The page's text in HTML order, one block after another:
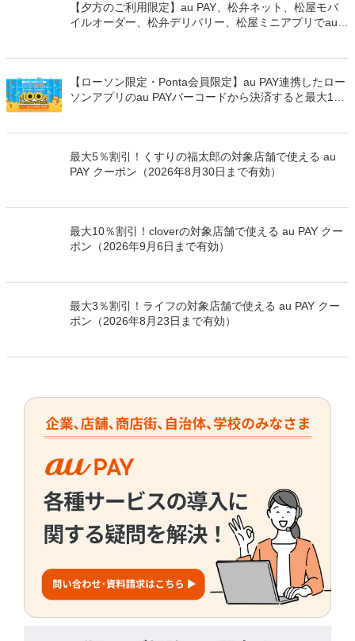
【夕方のご利用限定】au PAY、松弁ネット、松屋モバ
イルオーダー、松弁デリバリー、松屋ミニアプリでau
【ローソン限定・Ponta会員限定】au PAY連携したロー
ソンアプリのau PAYバーコードから決済すると最大100
最大5％割引！くすりの福太郎の対象店舗で使える au
PAY クーポン（2026年8月30日まで有効）
最大10％割引！cloverの対象店舗で使える au PAY クー
ポン（2026年9月6日まで有効）
最大3％割引！ライフの対象店舗で使える au PAY クー
ポン（2026年8月23日まで有効）